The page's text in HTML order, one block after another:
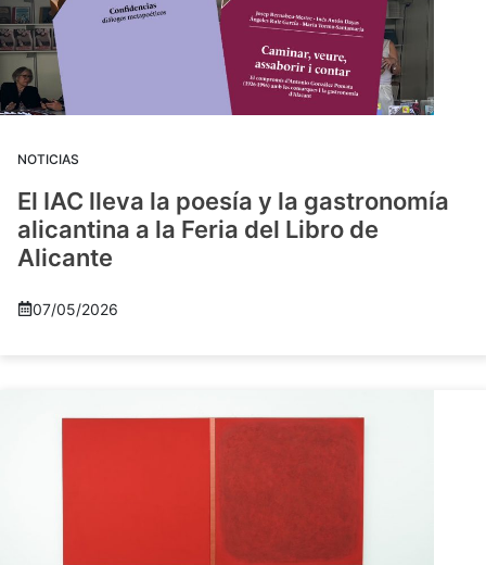
NOTICIAS
El IAC lleva la poesía y la gastronomía
alicantina a la Feria del Libro de
Alicante
07/05/2026